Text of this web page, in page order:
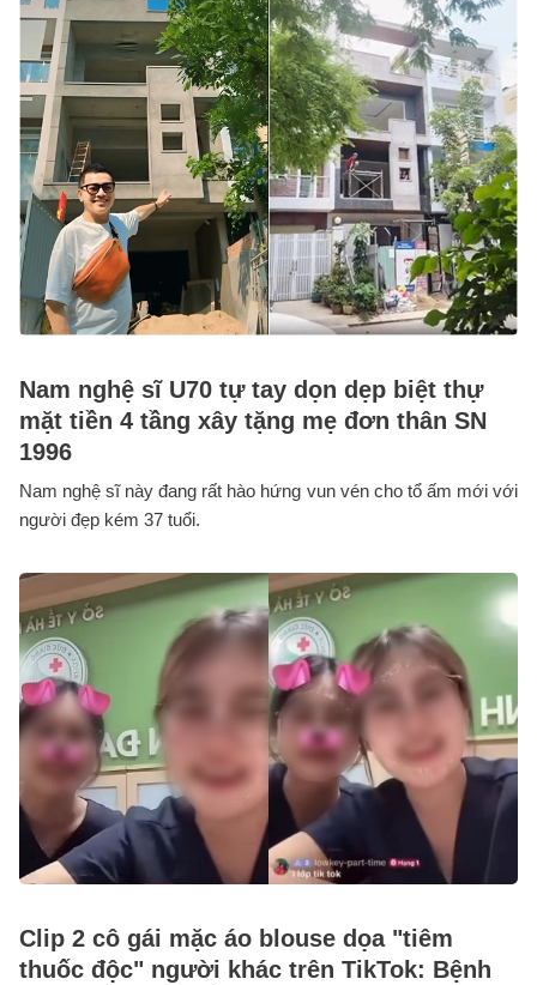
Nam nghệ sĩ U70 tự tay dọn dẹp biệt thự
mặt tiền 4 tầng xây tặng mẹ đơn thân SN
1996
Nam nghệ sĩ này đang rất hào hứng vun vén cho tổ ấm mới với
người đẹp kém 37 tuổi.
Clip 2 cô gái mặc áo blouse dọa "tiêm
thuốc độc" người khác trên TikTok: Bệnh